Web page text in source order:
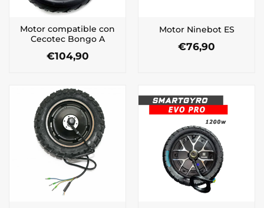
Motor compatible con
Cecotec Bongo A
€104,90
Motor Ninebot ES
€76,90